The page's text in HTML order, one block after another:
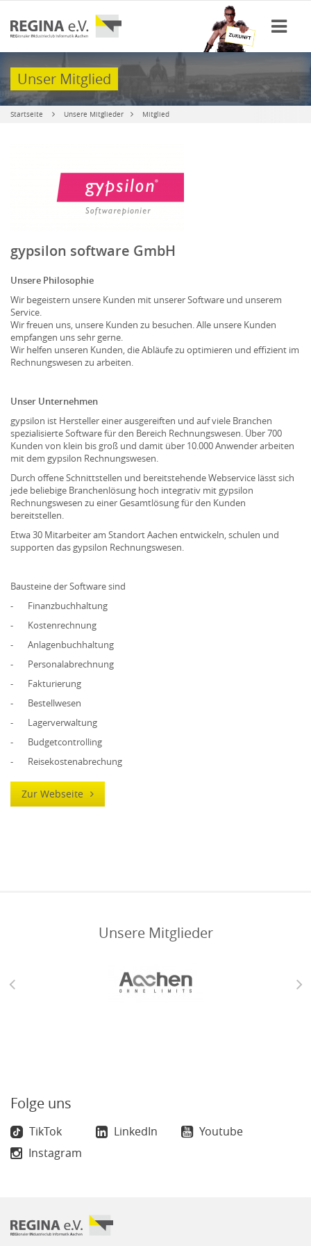
Unser Mitglied
Startseite Unsere Mitglieder Mitglied
gypsilon software GmbH
Unsere Philosophie
Wir begeistern unsere Kunden mit unserer Software und unserem
Service.
Wir freuen uns, unsere Kunden zu besuchen. Alle unsere Kunden
empfangen uns sehr gerne.
Wir helfen unseren Kunden, die Abläufe zu optimieren und effizient im
Rechnungswesen zu arbeiten.
Unser Unternehmen
gypsilon ist Hersteller einer ausgereiften und auf viele Branchen
spezialisierte Software für den Bereich Rechnungswesen. Über 700
Kunden von klein bis groß und damit über 10.000 Anwender arbeiten
mit dem gypsilon Rechnungswesen.
Durch offene Schnittstellen und bereitstehende Webservice lässt sich
jede beliebige Branchenlösung hoch integrativ mit gypsilon
Rechnungswesen zu einer Gesamtlösung für den Kunden
bereitstellen.
Etwa 30 Mitarbeiter am Standort Aachen entwickeln, schulen und
supporten das gypsilon Rechnungswesen.
Bausteine der Software sind
- Finanzbuchhaltung
- Kostenrechnung
- Anlagenbuchhaltung
- Personalabrechnung
- Fakturierung
- Bestellwesen
- Lagerverwaltung
- Budgetcontrolling
- Reisekostenabrechung
Zur Webseite
Unsere Mitglieder
Folge uns
TikTok LinkedIn
Youtube
Instagram